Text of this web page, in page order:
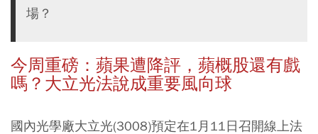
場？
今周重磅：蘋果遭降評，蘋概股還有戲
嗎？大立光法說成重要風向球
國內光學廠大立光(3008)預定在1月11日召開線上法